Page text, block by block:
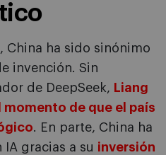
China ha sido sinónimo
invención. Sin
de DeepSeek, Liang
de que el país
. En parte, China ha
gracias a su inversión